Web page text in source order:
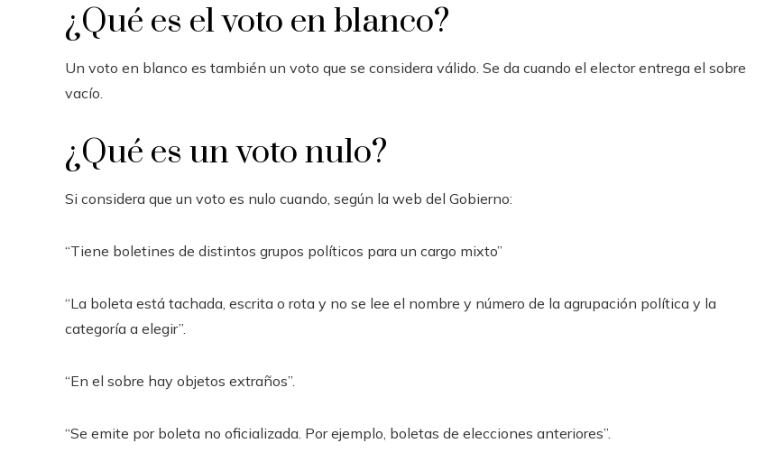
¿Qué es el voto en blanco?
Un voto en blanco es también un voto que se considera válido. Se da cuando el elector entrega el sobre
vacío.
¿Qué es un voto nulo?
Si considera que un voto es nulo cuando, según la web del Gobierno:
“Tiene boletines de distintos grupos políticos para un cargo mixto”
“La boleta está tachada, escrita o rota y no se lee el nombre y número de la agrupación política y la
categoría a elegir”.
“En el sobre hay objetos extraños”.
“Se emite por boleta no oficializada. Por ejemplo, boletas de elecciones anteriores”.